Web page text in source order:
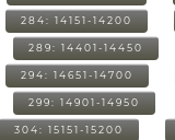
284: 14151-14200
289: 14401-14450
294: 14651-14700
299: 14901-14950
304: 15151-15200